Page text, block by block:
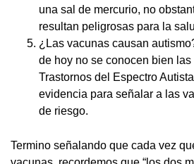
una sal de mercurio, no
resultan peligrosas para la
¿Las vacunas causan
de hoy no se conocen bien
Trastornos del Espectro
evidencia para señalar a las
de riesgo.
Termino señalando que cada vez